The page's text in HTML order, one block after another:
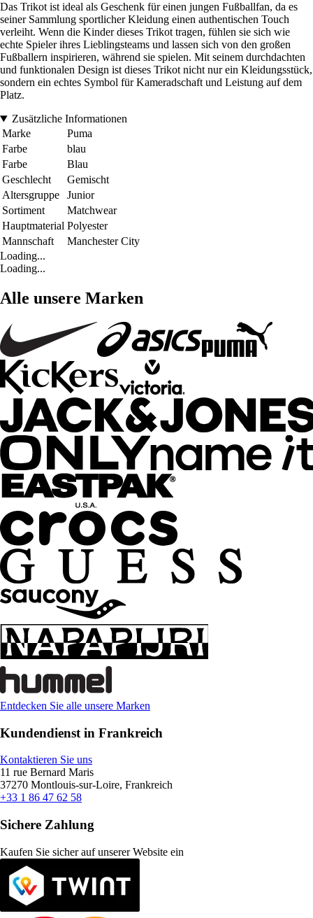
Das Trikot ist ideal als Geschenk für einen jungen Fußballfan, da es
seiner Sammlung sportlicher Kleidung einen authentischen Touch
verleiht. Wenn die Kinder dieses Trikot tragen, fühlen sie sich wie
echte Spieler ihres Lieblingsteams und lassen sich von den großen
Fußballern inspirieren, während sie spielen. Mit seinem durchdachten
und funktionalen Design ist dieses Trikot nicht nur ein Kleidungsstück,
sondern ein echtes Symbol für Kameradschaft und Leistung auf dem
Platz.
Zusätzliche Informationen
Marke
Puma
Farbe
blau
Farbe
Blau
Geschlecht
Gemischt
Altersgruppe
Junior
Sortiment
Matchwear
Hauptmaterial Polyester
Mannschaft
Manchester City
Loading...
Loading...
Alle unsere Marken
Entdecken Sie alle unsere Marken
Kundendienst in Frankreich
Kontaktieren Sie uns
11 rue Bernard Maris
37270 Montlouis-sur-Loire, Frankreich
+33 1 86 47 62 58
Sichere Zahlung
Kaufen Sie sicher auf unserer Website ein